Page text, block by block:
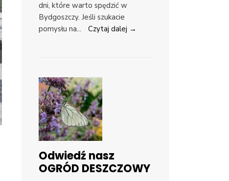
dni, które warto spędzić w
Bydgoszczy. Jeśli szukacie
pomysłu na... Czytaj dalej →
Odwiedź nasz
OGRÓD DESZCZOWY